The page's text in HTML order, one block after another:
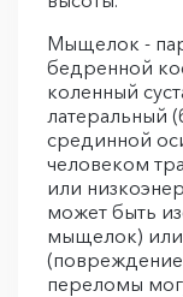
Мыщелок -
бедренной
коленный
латеральный
срединной
человеком
или
может быть
мыщелок)
переломы